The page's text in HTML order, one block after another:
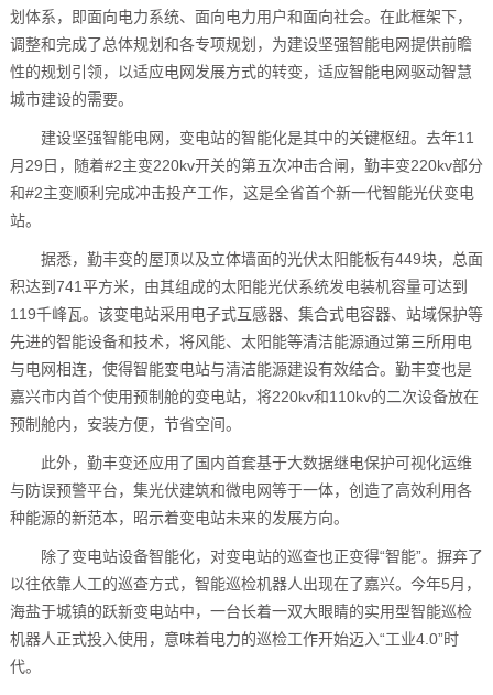
划体系，即面向电力系统、面向电力用户和面向社会。在此框架下，
调整和完成了总体规划和各专项规划，为建设坚强智能电网提供前瞻
性的规划引领，以适应电网发展方式的转变，适应智能电网驱动智慧
城市建设的需要。
建设坚强智能电网，变电站的智能化是其中的关键枢纽。去年11
月29日，随着#2主变220kv开关的第五次冲击合闸，勤丰变220kv部分
和#2主变顺利完成冲击投产工作，这是全省首个新一代智能光伏变电
站。
据悉，勤丰变的屋顶以及立体墙面的光伏太阳能板有449块，总面
积达到741平方米，由其组成的太阳能光伏系统发电装机容量可达到
119千峰瓦。该变电站采用电子式互感器、集合式电容器、站域保护等
先进的智能设备和技术，将风能、太阳能等清洁能源通过第三所用电
与电网相连，使得智能变电站与清洁能源建设有效结合。勤丰变也是
嘉兴市内首个使用预制舱的变电站，将220kv和110kv的二次设备放在
预制舱内，安装方便，节省空间。
此外，勤丰变还应用了国内首套基于大数据继电保护可视化运维
与防误预警平台，集光伏建筑和微电网等于一体，创造了高效利用各
种能源的新范本，昭示着变电站未来的发展方向。
除了变电站设备智能化，对变电站的巡查也正变得“智能”。摒弃了
以往依靠人工的巡查方式，智能巡检机器人出现在了嘉兴。今年5月，
海盐于城镇的跃新变电站中，一台长着一双大眼睛的实用型智能巡检
机器人正式投入使用，意味着电力的巡检工作开始迈入“工业4.0”时
代。